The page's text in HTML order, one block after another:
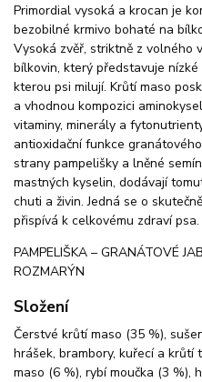
Primordial vysoká a krocan je
bezobilné krmivo bohaté na
Vysoká zvěř, striktně z volného
bílkovin, který představuje
kterou psi milují. Krůtí maso
a vhodnou kompozici
vitaminy, minerály a
antioxidační funkce
strany pampelišky a lněné
mastných kyselin, dodávají
chuti a živin. Jedná se o
přispívá k celkovému zdraví psa.
PAMPELIŠKA – GRANÁTOVÉ
ROZMARÝN
Složení
Čerstvé krůtí maso (35 %),
hrášek, brambory, kuřecí a krůtí
maso (6 %), rybí moučka (3 %),